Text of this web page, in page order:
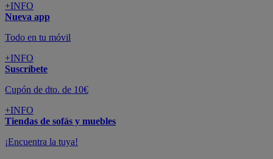
+INFO
Nueva app
Todo en tu móvil
+INFO
Suscríbete
Cupón de dto. de 10€
+INFO
Tiendas de sofás y muebles
¡Encuentra la tuya!